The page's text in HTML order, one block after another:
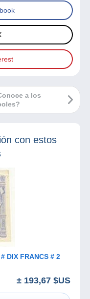
a los
con estos
FRANCS # 2
± 193,67 $US